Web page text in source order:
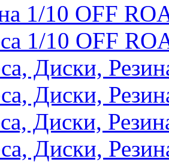
1/10 OFF
1/10 OFF
Диски,
Диски,
Диски,
Диски,